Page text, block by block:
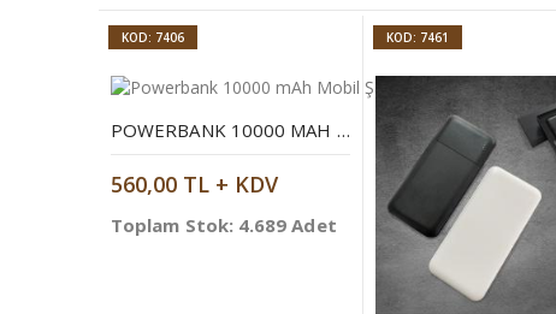
KOD: 7406
POWERBANK 10000 MAH MOBIL ŞARJ CIHAZI
560,00 TL + KDV
Toplam Stok: 4.689 Adet
KOD: 7461